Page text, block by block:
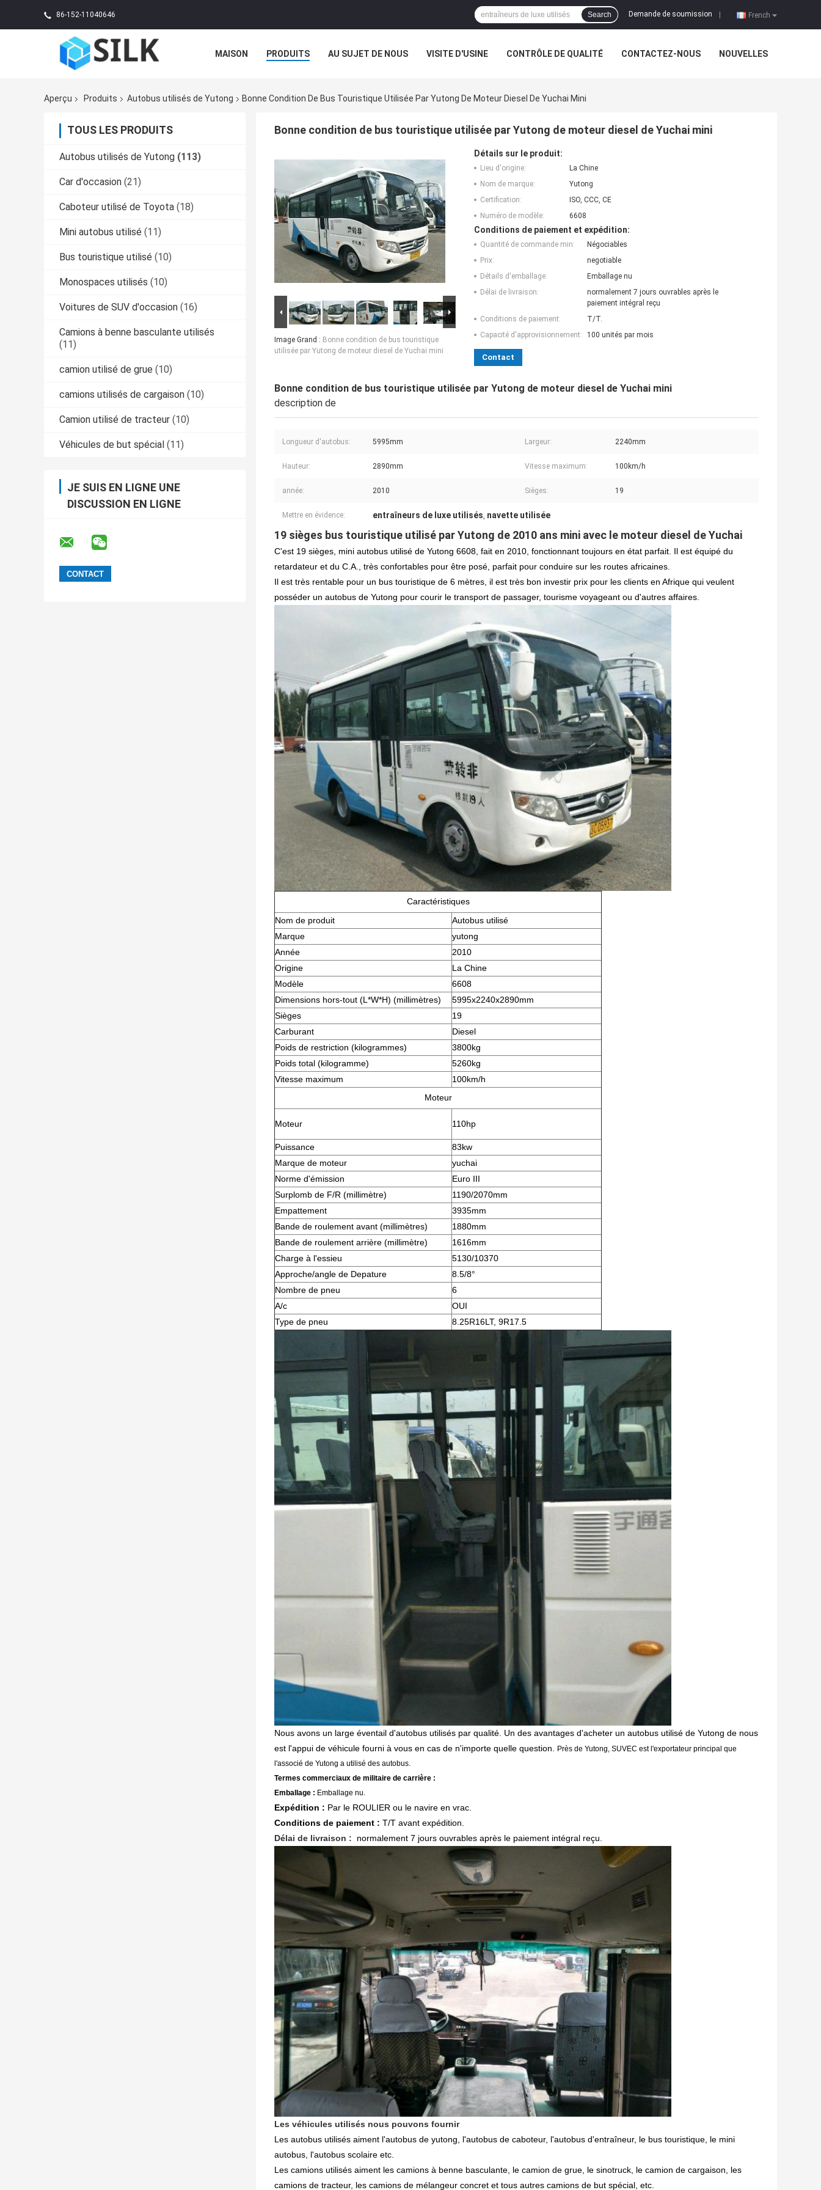
86-152-11040646 French
Demande de soumission
Search
MAISON PRODUITS AU SUJET DE NOUS VISITE D'USINE CONTRÔLE DE QUALITÉ CONTACTEZ-NOUS NOUVELLES
Aperçu Produits Autobus utilisés de Yutong Bonne Condition De Bus Touristique Utilisée Par Yutong De Moteur Diesel De Yuchai Mini
TOUS LES PRODUITS
Autobus utilisés de Yutong (113)
Car d'occasion (21)
Caboteur utilisé de Toyota (18)
Mini autobus utilisé (11)
Bus touristique utilisé (10)
Monospaces utilisés (10)
Voitures de SUV d'occasion (16)
Camions à benne basculante utilisés
(11)
camion utilisé de grue (10)
camions utilisés de cargaison (10)
Camion utilisé de tracteur (10)
Véhicules de but spécial (11)
JE SUIS EN LIGNE UNE
DISCUSSION EN LIGNE
Bonne condition de bus touristique utilisée par Yutong de moteur diesel de Yuchai mini
Image Grand : Bonne condition de bus touristique
utilisée par Yutong de moteur diesel de Yuchai mini
Détails sur le produit:
Lieu d'origine:
La Chine
Nom de marque:
Yutong
Certification:
ISO, CCC, CE
Numéro de modèle:
6608
Conditions de paiement et expédition:
Quantité de commande min:
Négociables
Prix:
negotiable
Détails d'emballage:
Emballage nu
Délai de livraison:
normalement 7 jours ouvrables après le
paiement intégral reçu
Conditions de paiement:
T/T.
Capacité d'approvisionnement:
100 unités par mois
Contact
Bonne condition de bus touristique utilisée par Yutong de moteur diesel de Yuchai mini
description de
Longueur d'autobus: 5995mm Largeur: 2240mm
Hauteur: 2890mm Vitesse maximum: 100km/h
année: 2010 Sièges: 19
Mettre en évidence: entraîneurs de luxe utilisés, navette utilisée
19 sièges bus touristique utilisé par Yutong de 2010 ans mini avec le moteur diesel de Yuchai
C'est 19 sièges, mini autobus utilisé de Yutong 6608, fait en 2010, fonctionnant toujours en état parfait. Il est équipé du
retardateur et du C.A., très confortables pour être posé, parfait pour conduire sur les routes africaines.
Il est très rentable pour un bus touristique de 6 mètres, il est très bon investir prix pour les clients en Afrique qui veulent
posséder un autobus de Yutong pour courir le transport de passager, tourisme voyageant ou d'autres affaires.
Caractéristiques
Nom de produit
Autobus utilisé
Marque
yutong
Année
2010
Origine
La Chine
Modèle
6608
Dimensions hors-tout (L*W*H) (millimètres)
5995x2240x2890mm
Sièges
19
Carburant
Diesel
Poids de restriction (kilogrammes)
3800kg
Poids total (kilogramme)
5260kg
Vitesse maximum
100km/h
Moteur
Moteur 110hp
Puissance
83kw
Marque de moteur
yuchai
Norme d'émission
Euro III
Surplomb de F/R (millimètre)
1190/2070mm
Empattement
3935mm
Bande de roulement avant (millimètres)
1880mm
Bande de roulement arrière (millimètre)
1616mm
Charge à l'essieu
5130/10370
Approche/angle de Depature
8.5/8°
Nombre de pneu
6
A/c
OUI
Type de pneu
8.25R16LT, 9R17.5
Nous avons un large éventail d'autobus utilisés par qualité. Un des avantages d'acheter un autobus utilisé de Yutong de nous
est l'appui de véhicule fourni à vous en cas de n'importe quelle question. Près de Yutong, SUVEC est l'exportateur principal que
l'associé de Yutong a utilisé des autobus.
Termes commerciaux de militaire de carrière :
Emballage : Emballage nu.
Expédition : Par le ROULIER ou le navire en vrac.
Conditions de paiement : T/T avant expédition.
Délai de livraison : normalement 7 jours ouvrables après le paiement intégral reçu.
Les véhicules utilisés nous pouvons fournir
Les autobus utilisés aiment l'autobus de yutong, l'autobus de caboteur, l'autobus d'entraîneur, le bus touristique, le mini
autobus, l'autobus scolaire etc.
Les camions utilisés aiment les camions à benne basculante, le camion de grue, le sinotruck, le camion de cargaison, les
camions de tracteur, les camions de mélangeur concret et tous autres camions de but spécial, etc.